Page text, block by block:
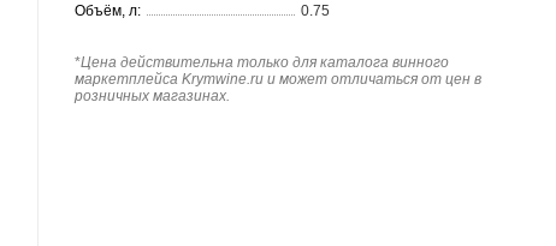
Объём, л:
0.75
*Цена действительна только для каталога винного
маркетплейса Krymwine.ru и может отличаться от цен в
розничных магазинах.